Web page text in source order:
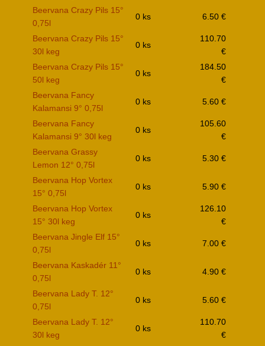
Beervana Crazy Pils 15°
0,75l
0 ks 6.50 €
Beervana Crazy Pils 15°
30l keg
0 ks
110.70
€
Beervana Crazy Pils 15°
50l keg
0 ks
184.50
€
Beervana Fancy
Kalamansi 9° 0,75l
0 ks 5.60 €
Beervana Fancy
Kalamansi 9° 30l keg
0 ks
105.60
€
Beervana Grassy
Lemon 12° 0,75l
0 ks 5.30 €
Beervana Hop Vortex
15° 0,75l
0 ks 5.90 €
Beervana Hop Vortex
15° 30l keg
0 ks
126.10
€
Beervana Jingle Elf 15°
0,75l
0 ks 7.00 €
Beervana Kaskadér 11°
0,75l
0 ks 4.90 €
Beervana Lady T. 12°
0,75l
0 ks 5.60 €
Beervana Lady T. 12°
30l keg
0 ks
110.70
€